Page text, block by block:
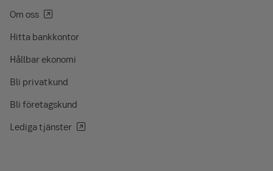
Om oss
Hitta bankkontor
Hållbar ekonomi
Bli privatkund
Bli företagskund
Lediga tjänster